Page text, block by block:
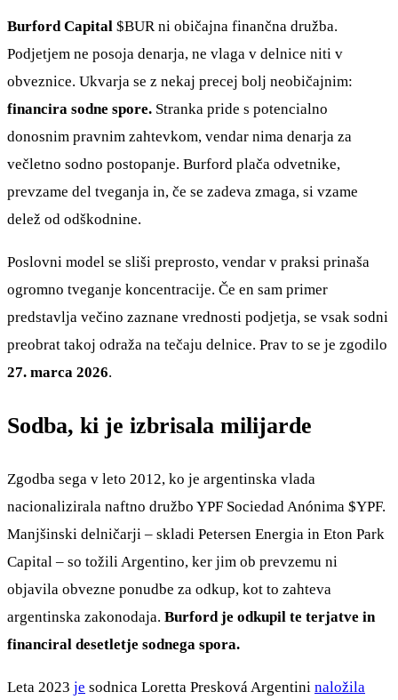
Burford Capital $BUR ni običajna finančna družba.
Podjetjem ne posoja denarja, ne vlaga v delnice niti v
obveznice. Ukvarja se z nekaj precej bolj neobičajnim:
financira sodne spore. Stranka pride s potencialno
donosnim pravnim zahtevkom, vendar nima denarja za
večletno sodno postopanje. Burford plača odvetnike,
prevzame del tveganja in, če se zadeva zmaga, si vzame
delež od odškodnine.
Poslovni model se sliši preprosto, vendar v praksi prinaša
ogromno tveganje koncentracije. Če en sam primer
predstavlja večino zaznane vrednosti podjetja, se vsak sodni
preobrat takoj odraža na tečaju delnice. Prav to se je zgodilo
27. marca 2026.
Sodba, ki je izbrisala milijarde
Zgodba sega v leto 2012, ko je argentinska vlada
nacionalizirala naftno družbo YPF Sociedad Anónima $YPF.
Manjšinski delničarji – skladi Petersen Energia in Eton Park
Capital – so tožili Argentino, ker jim ob prevzemu ni
objavila obvezne ponudbe za odkup, kot to zahteva
argentinska zakonodaja. Burford je odkupil te terjatve in
financiral desetletje sodnega spora.
Leta 2023 je sodnica Loretta Presková Argentini naložila